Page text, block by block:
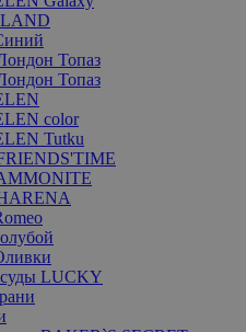
Топаз
Топаз
color
Tutku
LUCKY